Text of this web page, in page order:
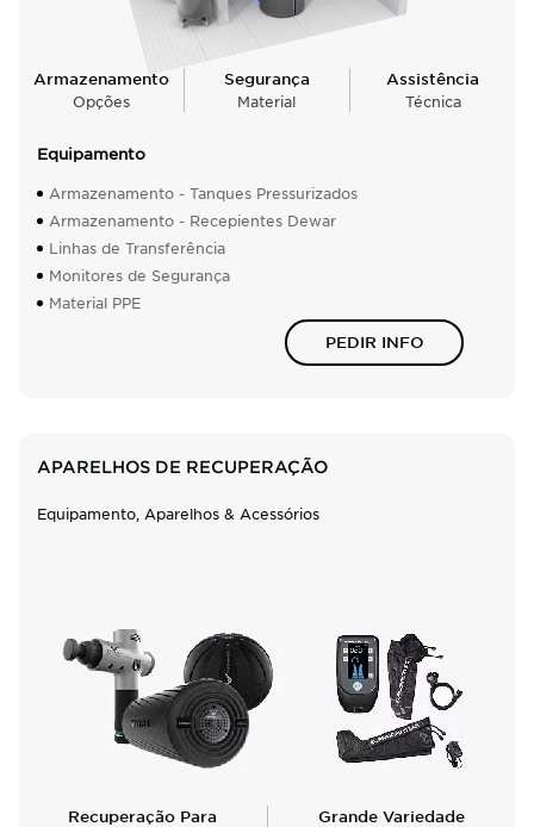
Armazenamento
Opções
Segurança
Material
Assistência
Técnica
Equipamento
Armazenamento - Tanques Pressurizados
Armazenamento - Recepientes Dewar
Linhas de Transferência
Monitores de Segurança
Material PPE
PEDIR INFO
APARELHOS DE RECUPERAÇÃO
Equipamento, Aparelhos & Acessórios
Recuperação Para
Grande Variedade